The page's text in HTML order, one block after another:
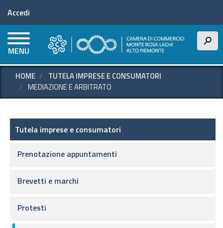
principale
Menu profilo utente
Accedi
MENU
h
HOME
TUTELA IMPRESE E CONSUMATORI
MEDIAZIONE E ARBITRATO
Tutela imprese e consumatori
Tutela imprese e consumatori
Prenotazione appuntamenti
Brevetti e marchi
Protesti